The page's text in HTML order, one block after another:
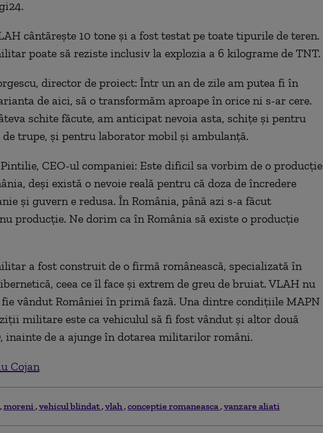
cântărește 10 tone și a fost testat pe toate tipurile de teren.
poate să reziste inclusiv la explozia a 6 kilograme de TNT.
director de proiect: Într un an de zile am putea fi în
de aici, să o transformăm aproape în orice ni s-ar cere.
schite făcute, am anticipat nevoia asta, schițe și pentru
trupe, și pentru laborator mobil și ambulanță.
CEO-ul companiei: Este dificil sa vorbim de o producție
deși există o nevoie reală pentru că doza de încredere
și guvern e redusa. În România, până azi s-a făcut
producție. Ne dorim ca în România să existe o producție
a fost construit de o firmă românească, specializată în
ceea ce îl face și extrem de greu de bruiat. VLAH nu
fie vândut României în primă fază. Una dintre condițiile MAPN
militare este ca vehiculul să fi fost vândut și altor două
inainte de a ajunge în dotarea militarilor români.
Cojan
moreni vehicul blindat vlah conceptie romaneasca vanzare aliati